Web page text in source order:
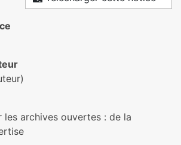
les archives ouvertes : de la